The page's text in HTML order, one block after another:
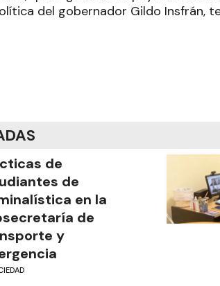
del gobernador Gildo Insfrán,
de
de
en la
de
y